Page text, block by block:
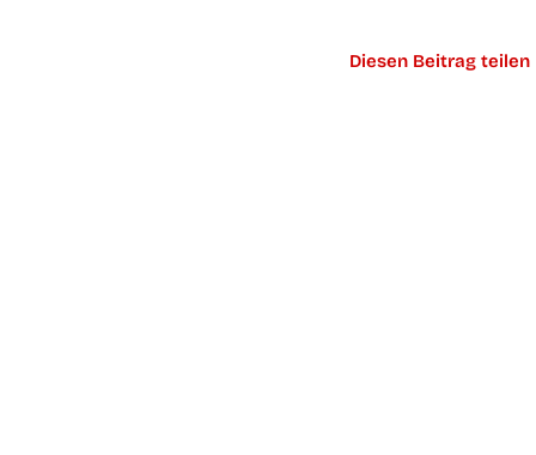
Die­sen Bei­trag teilen